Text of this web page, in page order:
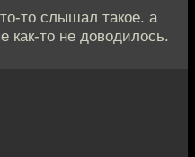
то слышал такое. а
как-то не доводилось.